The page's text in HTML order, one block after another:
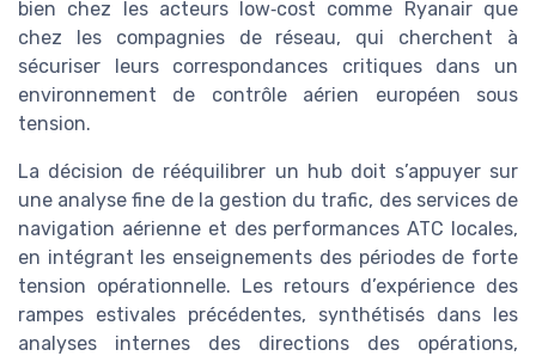
bien chez les acteurs low‑cost comme Ryanair que
chez les compagnies de réseau, qui cherchent à
sécuriser leurs correspondances critiques dans un
environnement de contrôle aérien européen sous
tension.
La décision de rééquilibrer un hub doit s’appuyer sur
une analyse fine de la gestion du trafic, des services de
navigation aérienne et des performances ATC locales,
en intégrant les enseignements des périodes de forte
tension opérationnelle. Les retours d’expérience des
rampes estivales précédentes, synthétisés dans les
analyses internes des directions des opérations,